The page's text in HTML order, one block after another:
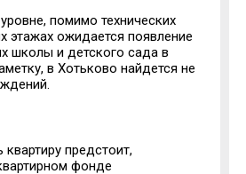
помимо технических
ожидается появление
школы и детского сада в
в Хотьково найдется не
предстоит,
фонде